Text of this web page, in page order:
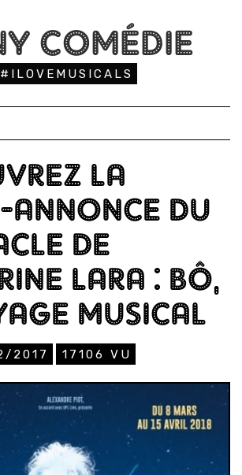
COMÉDIE
#ILOVEMUSICALS
LA
ANNONCE DU
DE
LARA : BÔ,
MUSICAL
2017 17106 VU